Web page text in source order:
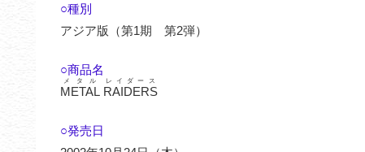
○種別
アジア版（第1期 第2弾）
○商品名
METAL
メタル
RAIDERS
レイダース
○発売日